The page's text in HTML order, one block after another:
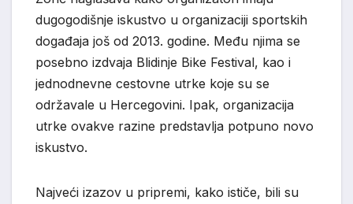
dugogodišnje iskustvo u organizaciji sportskih
događaja još od 2013. godine. Među njima se
posebno izdvaja Blidinje Bike Festival, kao i
jednodnevne cestovne utrke koje su se
održavale u Hercegovini. Ipak, organizacija
utrke ovakve razine predstavlja potpuno novo
iskustvo.
Najveći izazov u pripremi, kako ističe, bili su